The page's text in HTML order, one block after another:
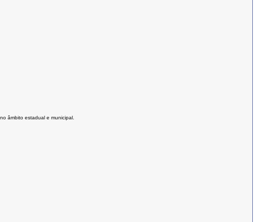
âmbito estadual e municipal.